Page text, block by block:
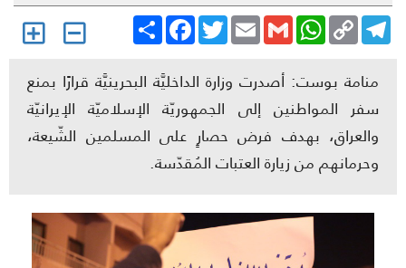
Share
FacebookTwitterEmailGmail
WhatsAppCopy
Link
منامة بوست: أصدرت وزارة الداخليَّة البحرينيَّة قرارًا بمنع
سفر المواطنين إلى الجمهوريّة الإسلاميّة الإيرانيّة
والعراق، بهدف فرض حصارٍ على المسلمين الشّيعة،
وحرمانهم من زيارة العتبات المُقدّسة.